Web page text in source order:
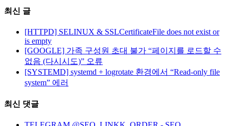
최신 글
[HTTPD] SELINUX & SSLCertificateFile does not exist or
is empty
[GOOGLE] 가족 구성원 초대 불가 “페이지를 로드할 수
없음 (다시시도)” 오류
[SYSTEMD] systemd + logrotate 환경에서 “Read-only file
system” 에러
최신 댓글